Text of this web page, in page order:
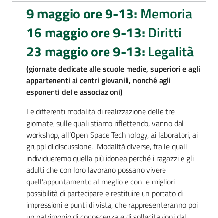
9 maggio ore 9-13: Memoria
16 maggio ore 9-13: Diritti
23 maggio ore 9-13: Legalità
(giornate dedicate alle scuole medie, superiori e agli
appartenenti ai centri giovanili, nonché agli
esponenti delle associazioni)
Le differenti modalità di realizzazione delle tre
giornate, sulle quali stiamo riflettendo, vanno dal
workshop, all’Open Space Technology, ai laboratori, ai
gruppi di discussione. Modalità diverse, fra le quali
individueremo quella più idonea perché i ragazzi e gli
adulti che con loro lavorano possano vivere
quell’appuntamento al meglio e con le migliori
possibilità di partecipare e restituire un portato di
impressioni e punti di vista, che rappresenteranno poi